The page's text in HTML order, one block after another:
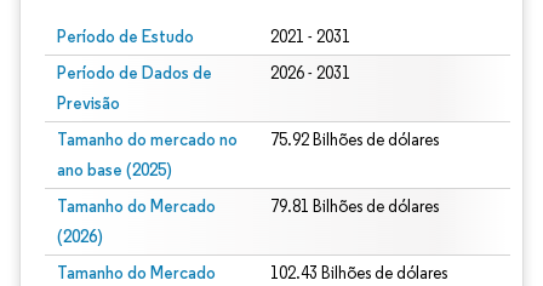
Período de Estudo 2021 - 2031
Período de Dados de
Previsão
2026 - 2031
Tamanho do mercado no
ano base (2025)
75.92 Bilhões de dólares
Tamanho do Mercado
(2026)
79.81 Bilhões de dólares
Tamanho do Mercado
102.43 Bilhões de dólares